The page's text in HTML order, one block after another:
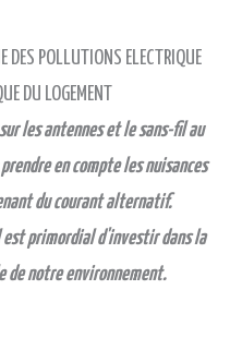
DES POLLUTIONS ELECTRIQUE
DU LOGEMENT
les antennes et le sans-fil au
en compte les nuisances
du courant alternatif.
primordial d'investir dans la
de notre environnement.